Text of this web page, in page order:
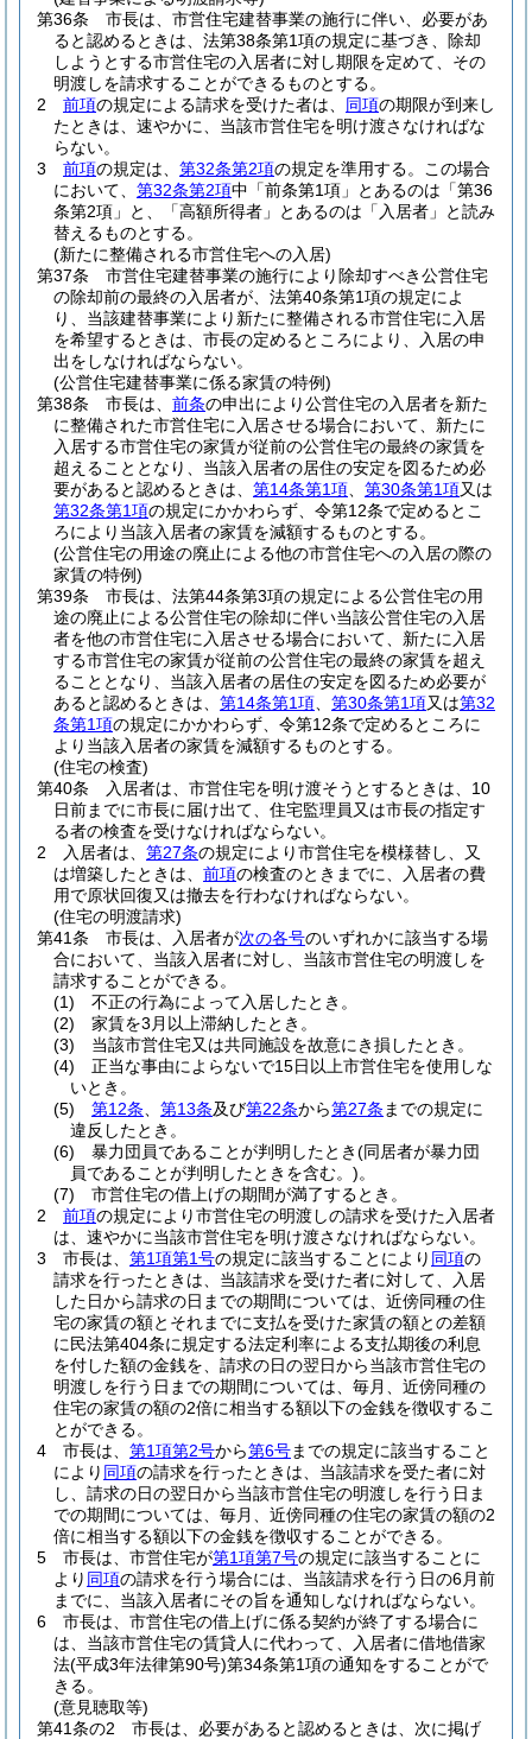
第36条
市長は、市営住宅建替事業の施行に伴い、必要があ
ると認めるときは、法第38条第1項の規定に基づき、除却
しようとする市営住宅の入居者に対し期限を定めて、その
明渡しを請求することができるものとする。
2
前項の規定による請求を受けた者は、 同項の期限が到来し
たときは、速やかに、当該市営住宅を明け渡さなければな
らない。
3
前項の規定は、 第32条第2項の規定を準用する。
この場合
において、 第32条第2項中「前条第1項」とあるのは「第36
条第2項」と、「高額所得者」とあるのは「入居者」と読み
替えるものとする。
(新たに整備される市営住宅への入居)
第37条
市営住宅建替事業の施行により除却すべき公営住宅
の除却前の最終の入居者が、法第40条第1項の規定によ
り、当該建替事業により新たに整備される市営住宅に入居
を希望するときは、市長の定めるところにより、入居の申
出をしなければならない。
(公営住宅建替事業に係る家賃の特例)
第38条
市長は、 前条の申出により公営住宅の入居者を新た
に整備された市営住宅に入居させる場合において、新たに
入居する市営住宅の家賃が従前の公営住宅の最終の家賃を
超えることとなり、当該入居者の居住の安定を図るため必
要があると認めるときは、 第14条第1項 第30条第1項又は
第32条第1項の規定にかかわらず、令第12条で定めるとこ
ろにより当該入居者の家賃を減額するものとする。
(公営住宅の用途の廃止による他の市営住宅への入居の際の
家賃の特例)
第39条
市長は、法第44条第3項の規定による公営住宅の用
途の廃止による公営住宅の除却に伴い当該公営住宅の入居
者を他の市営住宅に入居させる場合において、新たに入居
する市営住宅の家賃が従前の公営住宅の最終の家賃を超え
ることとなり、当該入居者の居住の安定を図るため必要が
あると認めるときは、 第14条第1項 第30条第1項又は第32
条第1項の規定にかかわらず、令第12条で定めるところに
より当該入居者の家賃を減額するものとする。
(住宅の検査)
第40条
入居者は、市営住宅を明け渡そうとするときは、10
日前までに市長に届け出て、住宅監理員又は市長の指定す
る者の検査を受けなければならない。
2
入居者は、 第27条の規定により市営住宅を模様替し、又
は増築したときは、 前項の検査のときまでに、入居者の費
用で原状回復又は撤去を行わなければならない。
(住宅の明渡請求)
第41条
市長は、入居者が次の各号のいずれかに該当する場
合において、当該入居者に対し、当該市営住宅の明渡しを
請求することができる。
(1)
不正の行為によって入居したとき。
(2)
家賃を3月以上滞納したとき。
(3)
当該市営住宅又は共同施設を故意にき損したとき。
(4)
正当な事由によらないで15日以上市営住宅を使用しな
いとき。
(5)
第12条 第13条及び第22条から第27条 までの規定に
違反したとき。
(6)
暴力団員であることが判明したとき(同居者が暴力団
員であることが判明したときを含む。)。
(7)
市営住宅の借上げの期間が満了するとき。
2
前項の規定により市営住宅の明渡しの請求を受けた入居者
は、速やかに当該市営住宅を明け渡さなければならない。
3
市長は、 第1項第1号の規定に該当することにより 同項の
請求を行ったときは、当該請求を受けた者に対して、入居
した日から請求の日までの期間については、近傍同種の住
宅の家賃の額とそれまでに支払を受けた家賃の額との差額
に民法第404条に規定する法定利率による支払期後の利息
を付した額の金銭を、請求の日の翌日から当該市営住宅の
明渡しを行う日までの期間については、毎月、近傍同種の
住宅の家賃の額の2倍に相当する額以下の金銭を徴収するこ
とができる。
4
市長は、 第1項第2号から第6号までの規定に該当すること
により 同項の請求を行ったときは、当該請求を受た者に対
し、請求の日の翌日から当該市営住宅の明渡しを行う日ま
での期間については、毎月、近傍同種の住宅の家賃の額の2
倍に相当する額以下の金銭を徴収することができる。
5
市長は、市営住宅が第1項第7号の規定に該当することに
より 同項の請求を行う場合には、当該請求を行う日の6月前
までに、当該入居者にその旨を通知しなければならない。
6
市長は、市営住宅の借上げに係る契約が終了する場合に
は、当該市営住宅の賃貸人に代わって、入居者に借地借家
法(平成3年法律第90号)第34条第1項の通知をすることがで
きる。
(意見聴取等)
第41条の2
市長は、必要があると認めるときは、次に掲げ